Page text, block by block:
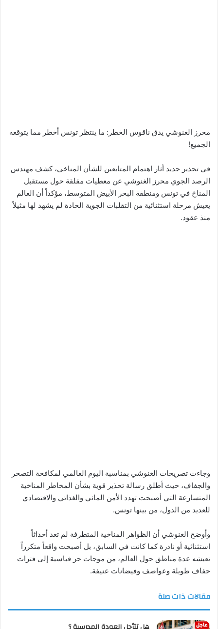
محرز الغنوشي يدق ناقوس الخطر: ما ينتظر تونس أخطر مما يتوقعه
الجميع!
في تحذير جديد أثار اهتمام المتابعين للشأن المناخي، كشف مهندس
الرصد الجوي محرز الغنوشي عن معطيات مقلقة حول مستقبل
المناخ في تونس ومنطقة البحر الأبيض المتوسط، مؤكداً أن العالم
يعيش مرحلة استثنائية من التقلبات الجوية الحادة لم يشهد لها مثيلاً
منذ عقود.
وجاءت تصريحات الغنوشي بمناسبة اليوم العالمي لمكافحة التصحر
والجفاف، حيث أطلق رسالة تحذير قوية بشأن المخاطر المناخية
المتسارعة التي أصبحت تهدد الأمن المائي والغذائي والاقتصادي
للعديد من الدول، من بينها تونس.
وأوضح الغنوشي أن الظواهر المناخية المتطرفة لم تعد أحداثاً
استثنائية أو نادرة كما كانت في السابق، بل أصبحت واقعاً متكرراً
تعيشه عدة مناطق حول العالم، من موجات حر قياسية إلى فترات
جفاف طويلة وعواصف وفيضانات عنيفة.
مقالات ذات صلة